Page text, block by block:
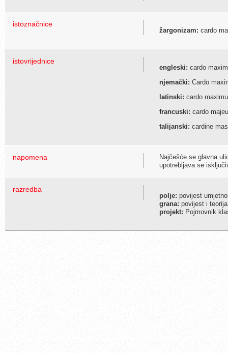
istoznačnice
žargonizam: cardo
istovrijednice
engleski: cardo
njemački: Cardo
latinski: cardo
francuski: cardo
talijanski: cardine
napomena
Najčešće se glavna
upotrebljava se
razredba
polje: povijest
grana: povijest i
projekt: Pojmovnik